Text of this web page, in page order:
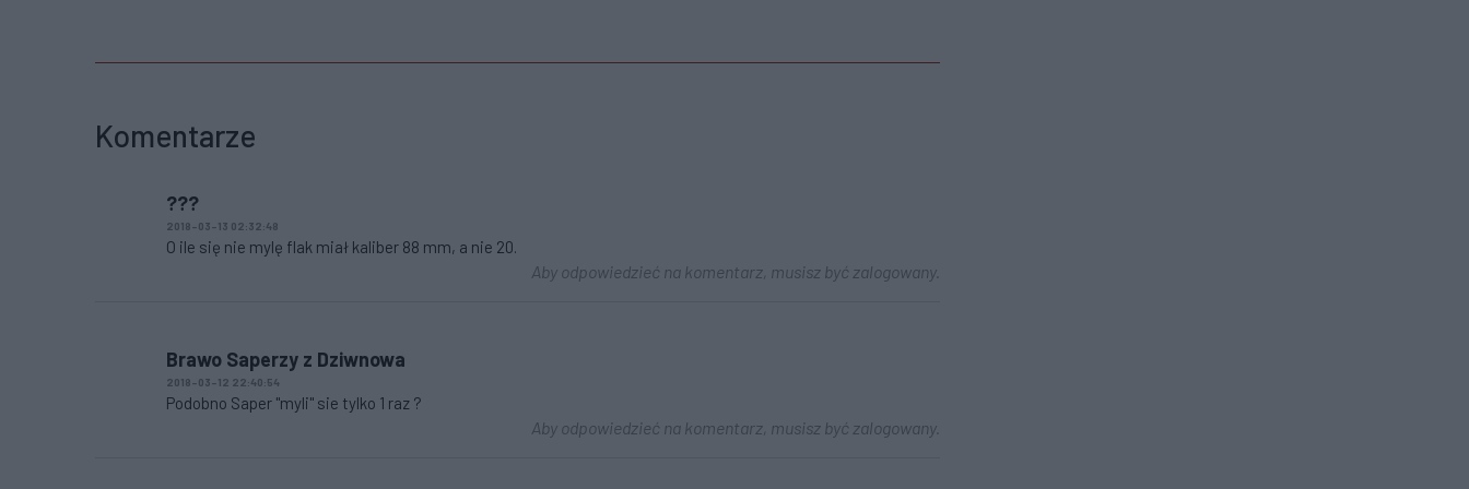
Komentarze
???
2018-03-13 02:32:48
O ile się nie mylę flak miał kaliber 88 mm, a nie 20.
Aby odpowiedzieć na komentarz, musisz być zalogowany.
Brawo Saperzy z Dziwnowa
2018-03-12 22:40:54
Podobno Saper "myli" sie tylko 1 raz ?
Aby odpowiedzieć na komentarz, musisz być zalogowany.